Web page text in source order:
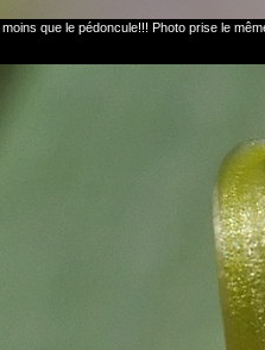
que le pédoncule!!! Photo prise le